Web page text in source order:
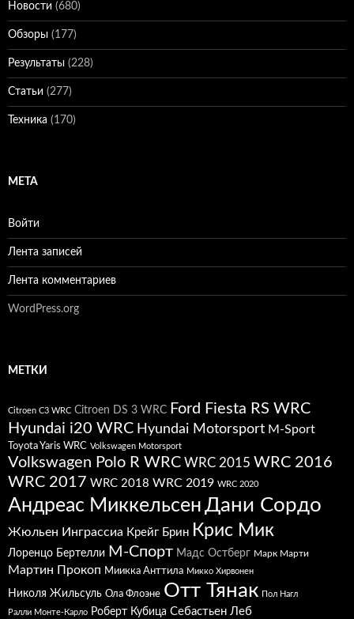
Новости (680)
Обзоры (177)
Результаты (228)
Статьи (277)
Техника (170)
МЕТА
Войти
Лента записей
Лента комментариев
WordPress.org
МЕТКИ
Citroen C3 WRC Citroen DS 3 WRC Ford Fiesta RS WRC
Hyundai i20 WRC Hyundai Motorsport M-Sport
Toyota Yaris WRC Volkswagen Motorsport
Volkswagen Polo R WRC WRC 2015 WRC 2016
WRC 2017 WRC 2018 WRC 2019 WRC 2020
Андреас Миккельсен Дани Сордо
Жюльен Инграссиа Крейг Брин Крис Мик
Лоренцо Бертелли М-Спорт Мадс Остберг Марк Марти
Мартин Прокоп Миикка Анттила Микко Хирвонен
Николя Жильсуль Ола Флоэне Отт Тянак Пол Нагл
Ралли Монте-Карло Роберт Кубица Себастьен Леб